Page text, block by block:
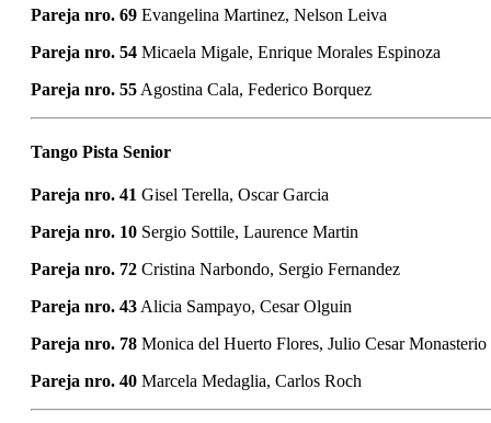
Pareja nro. 69 Evangelina Martinez, Nelson Leiva
Pareja nro. 54 Micaela Migale, Enrique Morales Espinoza
Pareja nro. 55 Agostina Cala, Federico Borquez
Tango Pista Senior
Pareja nro. 41 Gisel Terella, Oscar Garcia
Pareja nro. 10 Sergio Sottile, Laurence Martin
Pareja nro. 72 Cristina Narbondo, Sergio Fernandez
Pareja nro. 43 Alicia Sampayo, Cesar Olguin
Pareja nro. 78 Monica del Huerto Flores, Julio Cesar Monasterio
Pareja nro. 40 Marcela Medaglia, Carlos Roch